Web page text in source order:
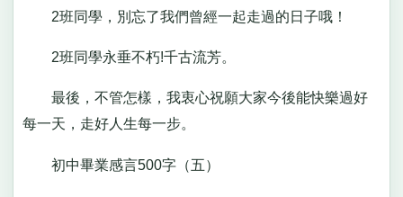
2班同學，別忘了我們曾經一起走過的日子哦！
2班同學永垂不朽!千古流芳。
最後，不管怎樣，我衷心祝願大家今後能快樂過好
每一天，走好人生每一步。
初中畢業感言500字（五）